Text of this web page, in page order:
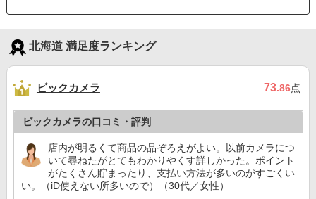
北海道 満足度ランキング
ビックカメラ 73.86点
ビックカメラの口コミ・評判
店内が明るくて商品の品ぞろえがよい。以前カメラにつ
いて尋ねたがとてもわかりやくす詳しかった。ポイント
がたくさん貯まったり、支払い方法が多いのがすごくい
い。（iD使えない所多いので）（30代／女性）